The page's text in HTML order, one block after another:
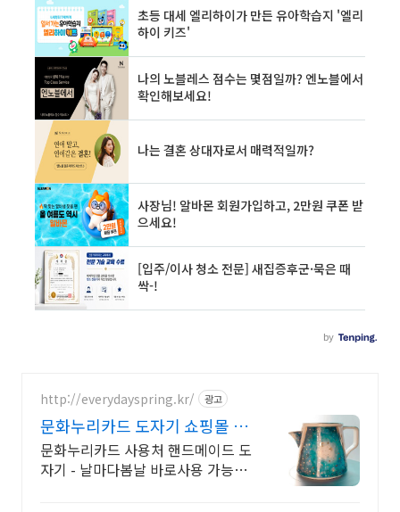
http://everydayspring.kr/ 광고
문화누리카드 도자기 쇼핑몰 문
화누리카드 혜택
문화누리카드 사용처 핸드메이드 도
자기 - 날마다봄날 바로사용 가능한